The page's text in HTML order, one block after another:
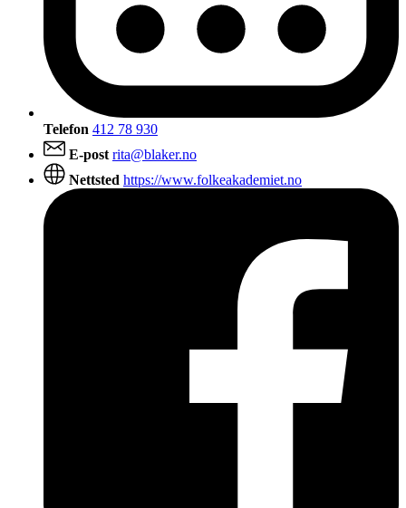
Telefon 412 78 930
E-post rita@blaker.no
Nettsted https://www.folkeakademiet.no